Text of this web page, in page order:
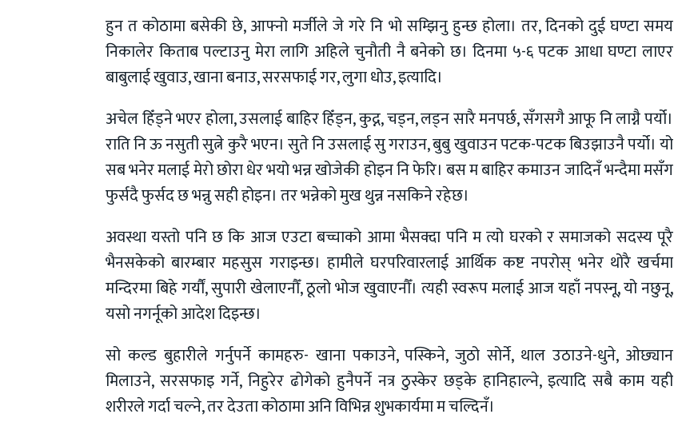
हुन त कोठामा बसेकी छे, आफ्नो मर्जीले जे गरे नि भो सम्झिनु हुन्छ होला। तर, दिनको दुई घण्टा समय
निकालेर किताब पल्टाउनु मेरा लागि अहिले चुनौती नै बनेको छ। दिनमा ५-६ पटक आधा घण्टा लाएर
बाबुलाई खुवाउ, खाना बनाउ, सरसफाई गर, लुगा धोउ, इत्यादि।
अचेल हिँड्ने भएर होला, उसलाई बाहिर हिँड्न, कुद्न, चड्न, लड्न सारै मनपर्छ, सँगसगै आफू नि लाग्नै पर्यो।
राति नि ऊ नसुती सुत्ने कुरै भएन। सुते नि उसलाई सु गराउन, बुबु खुवाउन पटक-पटक बिउझाउनै पर्यो। यो
सब भनेर मलाई मेरो छोरा धेर भयो भन्न खोजेकी होइन नि फेरि। बस म बाहिर कमाउन जादिनँ भन्दैमा मसँग
फुर्सदै फुर्सद छ भन्नु सही होइन। तर भन्नेको मुख थुन्न नसकिने रहेछ।
अवस्था यस्तो पनि छ कि आज एउटा बच्चाको आमा भैसक्दा पनि म त्यो घरको र समाजको सदस्य पूरै
भैनसकेको बारम्बार महसुस गराइन्छ। हामीले घरपरिवारलाई आर्थिक कष्ट नपरोस् भनेर थोरै खर्चमा
मन्दिरमा बिहे गर्यौं, सुपारी खेलाएनौँ, ठूलो भोज खुवाएनौँ। त्यही स्वरूप मलाई आज यहाँ नपस्नू, यो नछुनू,
यसो नगर्नूको आदेश दिइन्छ।
सो कल्ड बुहारीले गर्नुपर्ने कामहरु- खाना पकाउने, पस्किने, जुठो सोर्ने, थाल उठाउने-धुने, ओछ्यान
मिलाउने, सरसफाइ गर्ने, निहुरेर ढोगेको हुनैपर्ने नत्र ठुस्केर छड्के हानिहाल्ने, इत्यादि सबै काम यही
शरीरले गर्दा चल्ने, तर देउता कोठामा अनि विभिन्न शुभकार्यमा म चल्दिनँ।